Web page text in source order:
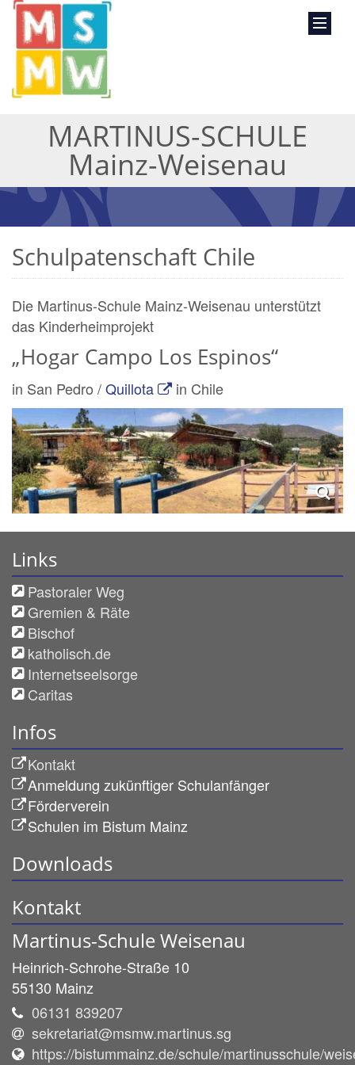
MARTINUS-SCHULE
Mainz-Weisenau
Schulpatenschaft Chile
Die Martinus-Schule Mainz-Weisenau unterstützt
das Kinderheimprojekt
„Hogar Campo Los Espinos“
in San Pedro /Quillota in Chile
Links
Pastoraler Weg
Gremien & Räte
Bischof
katholisch.de
Internetseelsorge
Caritas
Infos
Kontakt
Anmeldung zukünftiger Schulanfänger
Förderverein
Schulen im Bistum Mainz
Downloads
Kontakt
Martinus-Schule Weisenau
Heinrich-Schrohe-Straße 10
55130 Mainz
06131 839207
sekretariat@msmw.martinus.sg
https://bistummainz.de/schule/martinusschule/